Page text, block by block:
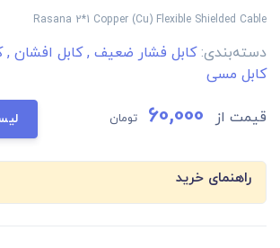
Rasana 2*1 Copper (Cu) Flexible Shielded Cable
دسته‌بندی:کابل فشار ضعیف ,کابل افشان ,
کابل مسی
قیمت از 60,000 تومان
راهنمای خرید